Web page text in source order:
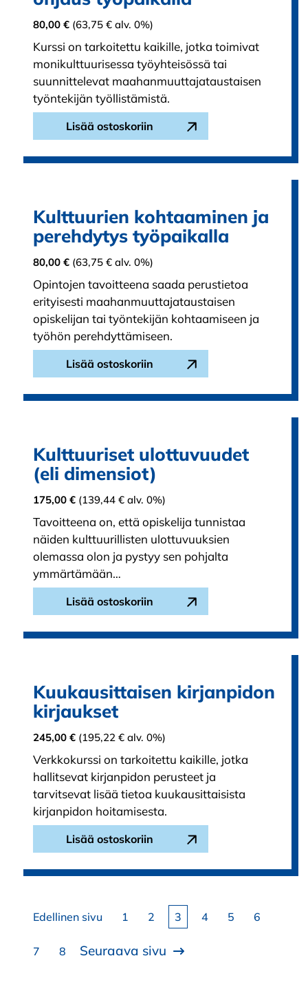
80,00 € (63,75 € alv. 0%)
Kurssi on tarkoitettu kaikille, jotka toimivat
monikulttuurisessa työyhteisössä tai
suunnittelevat maahanmuuttajataustaisen
työntekijän työllistämistä.
Lisää ostoskoriin
Kulttuurien kohtaaminen ja
perehdytys työpaikalla
80,00 € (63,75 € alv. 0%)
Opintojen tavoitteena saada perustietoa
erityisesti maahanmuuttajataustaisen
opiskelijan tai työntekijän kohtaamiseen ja
työhön perehdyttämiseen.
Lisää ostoskoriin
Kulttuuriset ulottuvuudet
(eli dimensiot)
175,00 € (139,44 € alv. 0%)
Tavoitteena on, että opiskelija tunnistaa
näiden kulttuurillisten ulottuvuuksien
olemassa olon ja pystyy sen pohjalta
ymmärtämään…
Lisää ostoskoriin
Kuukausittaisen kirjanpidon
kirjaukset
245,00 € (195,22 € alv. 0%)
Verkkokurssi on tarkoitettu kaikille, jotka
hallitsevat kirjanpidon perusteet ja
tarvitsevat lisää tietoa kuukausittaisista
kirjanpidon hoitamisesta.
Lisää ostoskoriin
Edellinen sivu 1 2 3 4 5 6
7 8 Seuraava sivu